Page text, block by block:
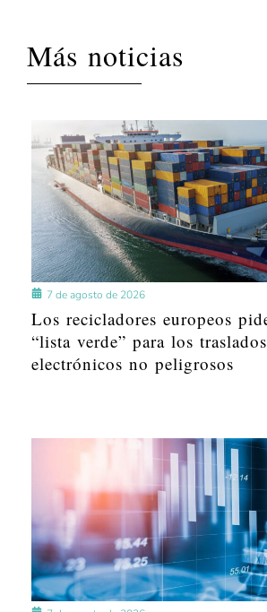
Más noticias
7 de agosto de 2026
Los recicladores europeos
“lista verde” para los
electrónicos no peligrosos